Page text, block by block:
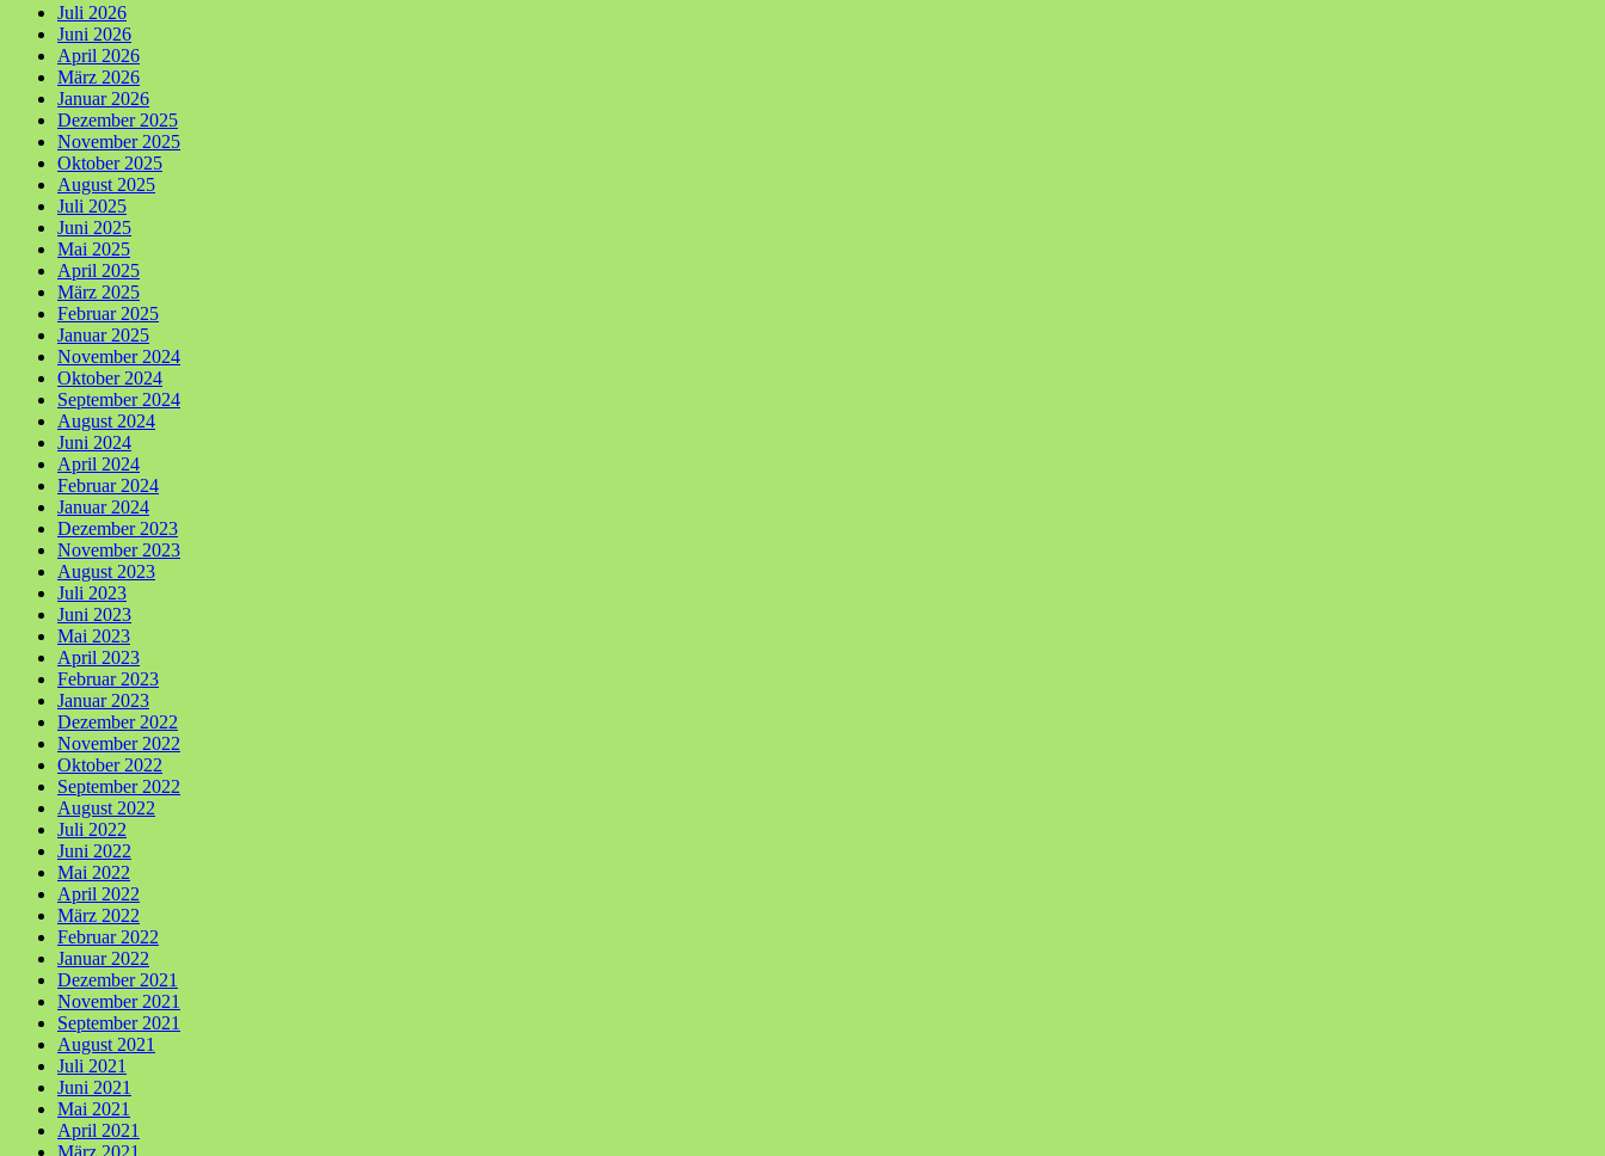
Juli 2026
Juni 2026
April 2026
März 2026
Januar 2026
Dezember 2025
November 2025
Oktober 2025
August 2025
Juli 2025
Juni 2025
Mai 2025
April 2025
März 2025
Februar 2025
Januar 2025
November 2024
Oktober 2024
September 2024
August 2024
Juni 2024
April 2024
Februar 2024
Januar 2024
Dezember 2023
November 2023
August 2023
Juli 2023
Juni 2023
Mai 2023
April 2023
Februar 2023
Januar 2023
Dezember 2022
November 2022
Oktober 2022
September 2022
August 2022
Juli 2022
Juni 2022
Mai 2022
April 2022
März 2022
Februar 2022
Januar 2022
Dezember 2021
November 2021
September 2021
August 2021
Juli 2021
Juni 2021
Mai 2021
April 2021
März 2021